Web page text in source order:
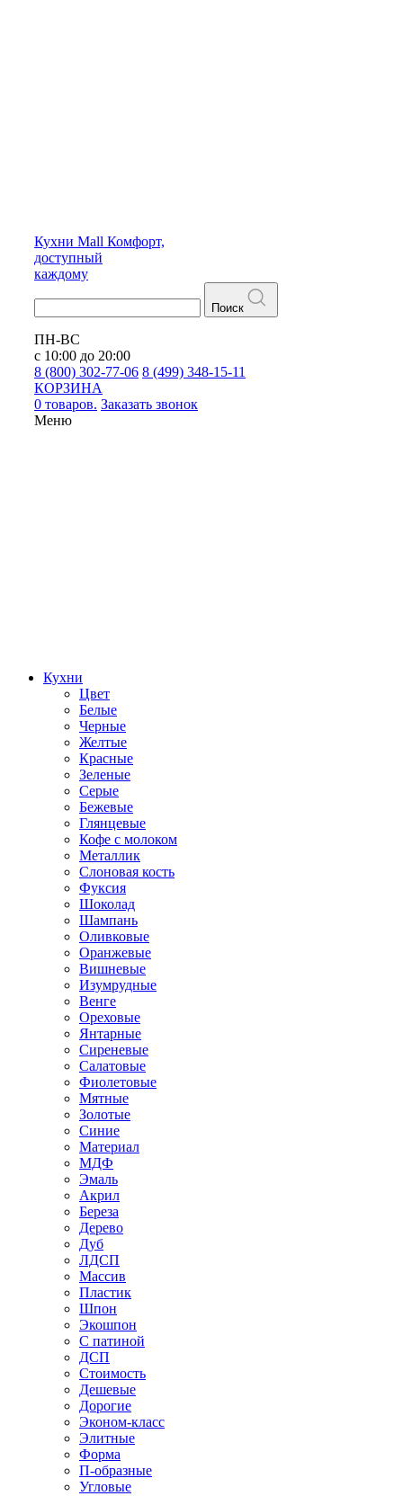
Кухни Mall Комфорт,
доступный
каждому
Поиск
ПН-ВС
с 10:00 до 20:00
8 (800) 302-77-06 8 (499) 348-15-11
КОРЗИНА
0 товаров. Заказать звонок
Меню
Кухни
Цвет
Белые
Черные
Желтые
Красные
Зеленые
Серые
Бежевые
Глянцевые
Кофе с молоком
Металлик
Слоновая кость
Фуксия
Шоколад
Шампань
Оливковые
Оранжевые
Вишневые
Изумрудные
Венге
Ореховые
Янтарные
Сиреневые
Салатовые
Фиолетовые
Мятные
Золотые
Синие
Материал
МДФ
Эмаль
Акрил
Береза
Дерево
Дуб
ЛДСП
Массив
Пластик
Шпон
Экошпон
С патиной
ДСП
Стоимость
Дешевые
Дорогие
Эконом-класс
Элитные
Форма
П-образные
Угловые